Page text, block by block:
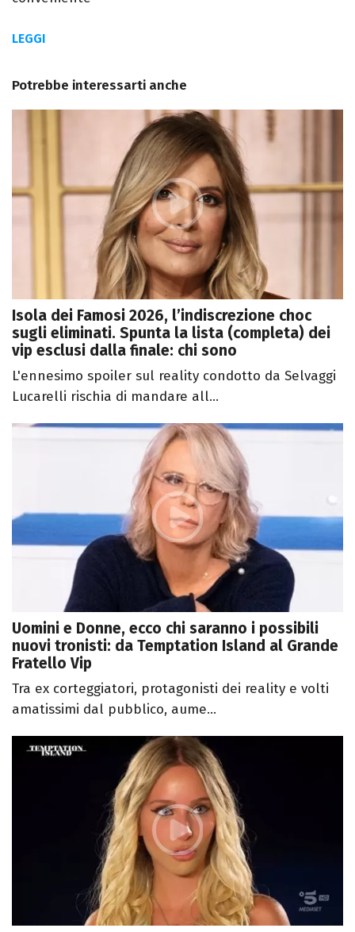
LEGGI
Potrebbe interessarti anche
Isola dei Famosi 2026, l’indiscrezione choc
sugli eliminati. Spunta la lista (completa) dei
vip esclusi dalla finale: chi sono
L'ennesimo spoiler sul reality condotto da Selvaggi
Lucarelli rischia di mandare all...
Uomini e Donne, ecco chi saranno i possibili
nuovi tronisti: da Temptation Island al Grande
Fratello Vip
Tra ex corteggiatori, protagonisti dei reality e volti
amatissimi dal pubblico, aume...